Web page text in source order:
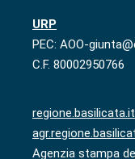
URP
PEC: AOO-
C.F. 80002950766
regione.basilicata.it
Agenzia stampa